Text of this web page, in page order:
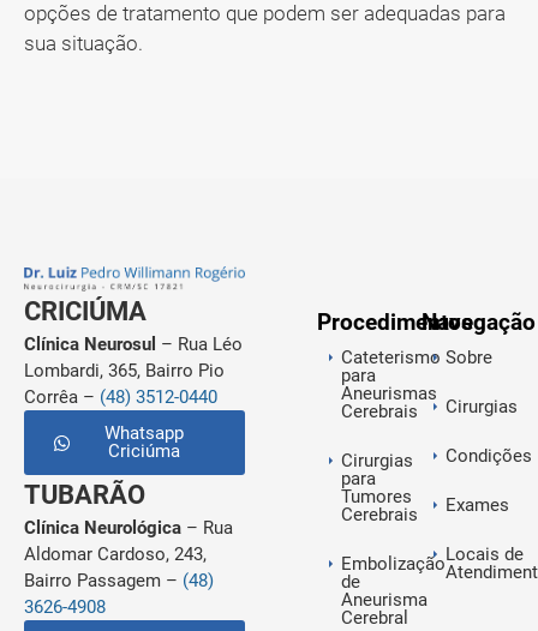
opções de tratamento que podem ser adequadas para
sua situação.
CRICIÚMA
Clínica Neurosul – Rua Léo
Lombardi, 365, Bairro Pio
Corrêa – (48) 3512-0440
Whatsapp
Criciúma
TUBARÃO
Clínica Neurológica – Rua
Aldomar Cardoso, 243,
Bairro Passagem – (48)
3626-4908
Procedimentos
Cateterismo
para
Aneurismas
Cerebrais
Cirurgias
para
Tumores
Cerebrais
Embolização
de
Aneurisma
Cerebral
Navegação
Sobre
Cirurgias
Condições
Exames
Locais de